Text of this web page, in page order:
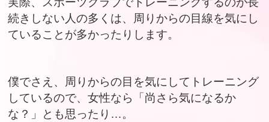
続きしない人の多くは、周りからの目線を気にし
ていることが多かったりします。
僕でさえ、周りからの目を気にしてトレーニング
しているので、女性なら「尚さら気になるか
な？」とも思ったり…。